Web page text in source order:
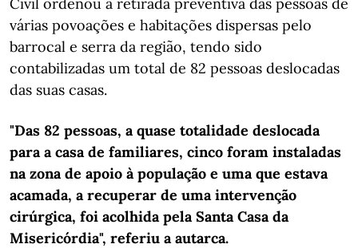
várias povoações e habitações dispersas pelo
barrocal e serra da região, tendo sido
contabilizadas um total de 82 pessoas deslocadas
das suas casas.
"Das 82 pessoas, a quase totalidade deslocada
para a casa de familiares, cinco foram instaladas
na zona de apoio à população e uma que estava
acamada, a recuperar de uma intervenção
cirúrgica, foi acolhida pela Santa Casa da
Misericórdia", referiu a autarca.